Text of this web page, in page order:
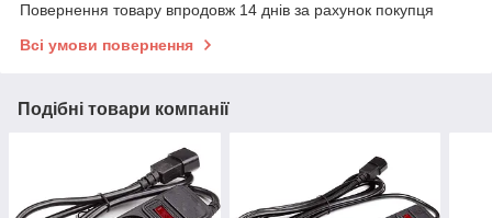
Повернення товару впродовж 14 днів за рахунок покупця
Всі умови повернення
Подібні товари компанії